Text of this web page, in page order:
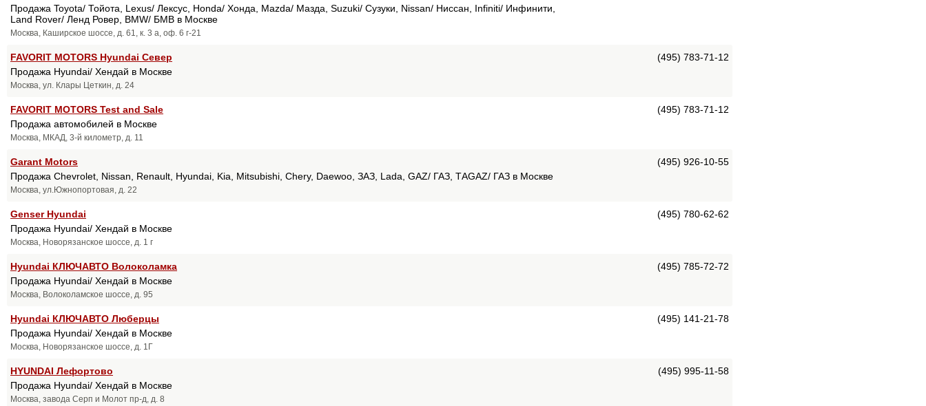
Продажа Toyota/ Тойота, Lexus/ Лексус, Honda/ Хонда, Mazda/ Мазда, Suzuki/ Сузуки, Nissan/ Ниссан, Infiniti/ Инфинити,
Land Rover/ Ленд Ровер, BMW/ БМВ в Москве
Москва, Каширское шоссе, д. 61, к. 3 а, оф. 6 г-21
FAVORIT MOTORS Hyundai Север
(495) 783-71-12
Продажа Hyundai/ Хендай в Москве
Москва, ул. Клары Цеткин, д. 24
FAVORIT MOTORS Test and Sale
(495) 783-71-12
Продажа автомобилей в Москве
Москва, МКАД, 3-й километр, д. 11
Garant Motors
(495) 926-10-55
Продажа Chevrolet, Nissan, Renault, Hyundai, Kia, Mitsubishi, Chery, Daewoo, ЗАЗ, Lada, GAZ/ ГАЗ, ТАGAZ/ ГАЗ в Москве
Москва, ул.Южнопортовая, д. 22
Genser Hyundai
(495) 780-62-62
Продажа Hyundai/ Хендай в Москве
Москва, Новорязанское шоссе, д. 1 г
Hyundai КЛЮЧАВТО Волоколамка
(495) 785-72-72
Продажа Hyundai/ Хендай в Москве
Москва, Волоколамское шоссе, д. 95
Hyundai КЛЮЧАВТО Люберцы
(495) 141-21-78
Продажа Hyundai/ Хендай в Москве
Москва, Новорязанское шоссе, д. 1Г
HYUNDAI Лефортово
(495) 995-11-58
Продажа Hyundai/ Хендай в Москве
Москва, завода Серп и Молот пр-д, д. 8